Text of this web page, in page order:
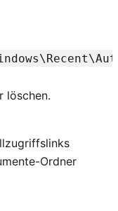
löschen.
Ordner